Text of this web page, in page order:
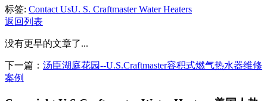
标签: Contact UsU. S. Craftmaster Water Heaters
返回列表
没有更早的文章了...
下一篇： 汤臣湖庭花园--U.S.Craftmaster容积式燃气热水器维修
案例